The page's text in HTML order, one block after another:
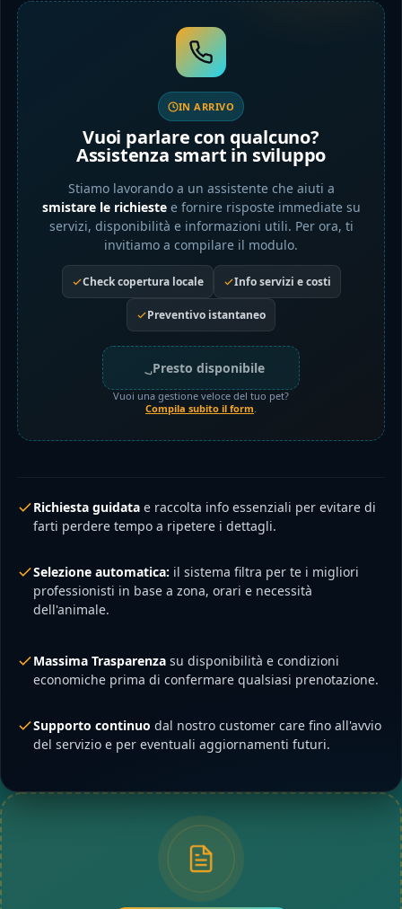
IN ARRIVO
Vuoi parlare con qualcuno?
Assistenza smart in sviluppo
Stiamo lavorando a un assistente che aiuti a
smistare le richiestee fornire risposte immediate su
servizi, disponibilità e informazioni utili. Per ora, ti
invitiamo a compilare il modulo.
Check copertura locale Info servizi e costi
Preventivo istantaneo
Presto disponibile
Vuoi una gestione veloce del tuo pet?
Compila subito il form.
Richiesta guidata e raccolta info essenziali per evitare di
farti perdere tempo a ripetere i dettagli.
Selezione automatica: il sistema filtra per te i migliori
professionisti in base a zona, orari e necessità
dell'animale.
Massima Trasparenza su disponibilità e condizioni
economiche prima di confermare qualsiasi prenotazione.
Supporto continuo dal nostro customer care fino all'avvio
del servizio e per eventuali aggiornamenti futuri.